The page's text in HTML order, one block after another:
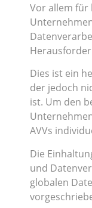
Vor allem für
Dies ist ein
der jedoch
ist. Um den
AVVs
Die
und
globalen